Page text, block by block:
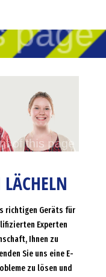
richtigen Geräts für
Experten
Ihnen zu
Sie uns eine E-
zu lösen und